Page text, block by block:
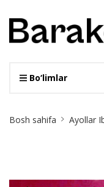
Bo‘limlar
Breadcrumb
Bosh sahifa Ayollar